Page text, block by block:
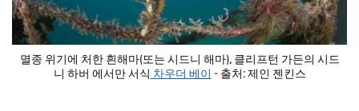
멸종 위기에 처한 흰해마(또는 시드니 해마), 클리프턴 가든의 시드
니 하버 에서만 서식 차우더 베이 - 출처: 제인 젠킨스